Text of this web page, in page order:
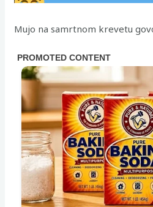
Mujo na samrtnom krevetu